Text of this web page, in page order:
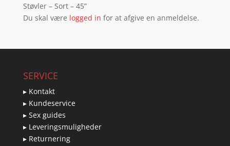
Støvler – Sort – 45”
Du skal være logged in for at afgive en anmeldelse.
SERVICE
▸ Kontakt
▸ Kundeservice
▸ Sex guides
▸ Leveringsmuligheder
▸ Returnering